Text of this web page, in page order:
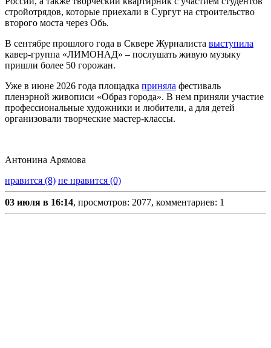
стройотрядов, которые приехали в Сургут на строительство
второго моста через Обь.
В сентябре прошлого года в Сквере Журналиста выступила
кавер-группа «ЛИМОНАД» – послушать живую музыку
пришли более 50 горожан.
Уже в июне 2026 года площадка приняла фестиваль
пленэрной живописи «Образ города». В нем приняли участие
профессиональные художники и любители, а для детей
организовали творческие мастер-классы.
Антонина Арямова
нравится (8) не нравится (0)
03 июля в 16:14, просмотров: 2077, комментариев: 1